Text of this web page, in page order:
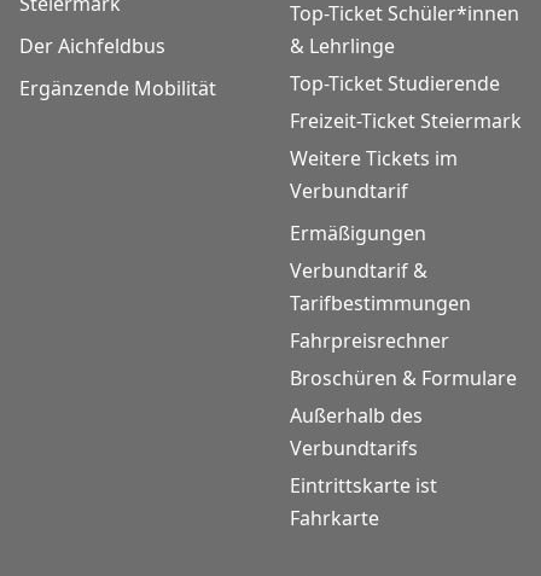
Der Aichfeldbus
Ergänzende Mobilität
Top-Ticket Schüler*innen
& Lehrlinge
Top-Ticket Studierende
Freizeit-Ticket Steiermark
Weitere Tickets im
Verbundtarif
Ermäßigungen
Verbundtarif &
Tarifbestimmungen
Fahrpreisrechner
Broschüren & Formulare
Außerhalb des
Verbundtarifs
Eintrittskarte ist
Fahrkarte